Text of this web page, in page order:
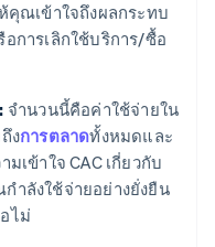
คุณเข้าใจถึงผลกระทบ
การเลิกใช้บริการ/ซื้อ
จํานวนนี้คือค่าใช้จ่ายใน
งการตลาดทั้งหมดและ
เข้าใจ CAC เกี่ยวกับ
าลังใช้จ่ายอย่างยั่งยืน
ไม่